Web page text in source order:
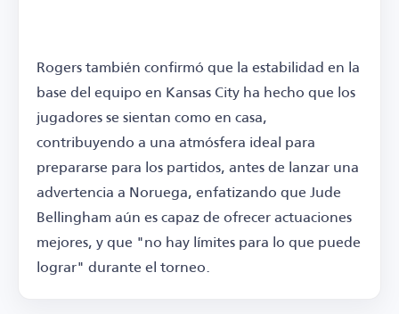
Rogers también confirmó que la estabilidad en la
base del equipo en Kansas City ha hecho que los
jugadores se sientan como en casa,
contribuyendo a una atmósfera ideal para
prepararse para los partidos, antes de lanzar una
advertencia a Noruega, enfatizando que Jude
Bellingham aún es capaz de ofrecer actuaciones
mejores, y que "no hay límites para lo que puede
lograr" durante el torneo.